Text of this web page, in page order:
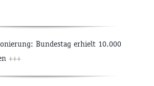
Bundestag erhielt 10.000
+++